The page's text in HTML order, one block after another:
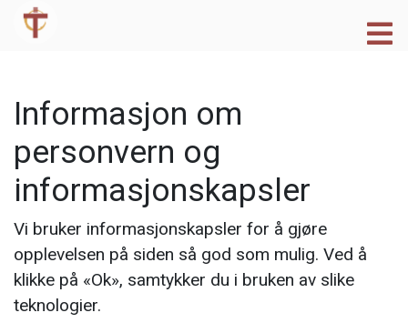
Informasjon om
personvern og
informasjonskapsler
Vi bruker informasjonskapsler for å gjøre
opplevelsen på siden så god som mulig. Ved å
klikke på «Ok», samtykker du i bruken av slike
teknologier.